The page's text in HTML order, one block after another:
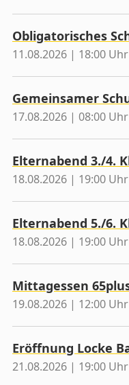
Obligatorisches
11.08.2026 | 18:00
Gemeinsamer
17.08.2026 | 08:00
Elternabend 3./4.
18.08.2026 | 19:00
Elternabend 5./6.
18.08.2026 | 19:00
Mittagessen
19.08.2026 | 12:00
Eröffnung Locke
21.08.2026 | 19:00